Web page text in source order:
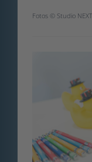
Fotos © Studio